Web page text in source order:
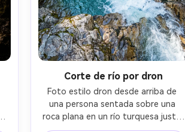
Corte de río por dron
Foto estilo dron desde arriba de
una persona sentada sobre una
roca plana en un río turquesa justo
antes de caer en una cascada,